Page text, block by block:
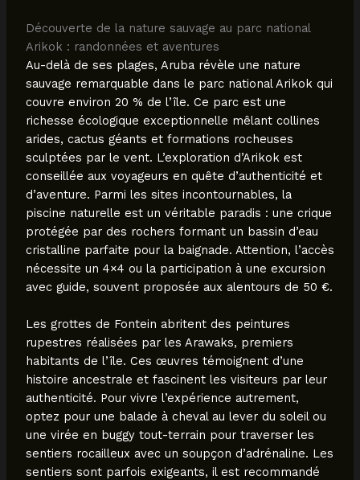
Découverte de la nature sauvage au parc national
Arikok : randonnées et aventures
Au-delà de ses plages, Aruba révèle une nature
sauvage remarquable dans le parc national Arikok qui
couvre environ 20 % de l’île. Ce parc est une
richesse écologique exceptionnelle mêlant collines
arides, cactus géants et formations rocheuses
sculptées par le vent. L’exploration d’Arikok est
conseillée aux voyageurs en quête d’authenticité et
d’aventure. Parmi les sites incontournables, la
piscine naturelle est un véritable paradis : une crique
protégée par des rochers formant un bassin d’eau
cristalline parfaite pour la baignade. Attention, l’accès
nécessite un 4×4 ou la participation à une excursion
avec guide, souvent proposée aux alentours de 50 €.
Les grottes de Fontein abritent des peintures
rupestres réalisées par les Arawaks, premiers
habitants de l’île. Ces œuvres témoignent d’une
histoire ancestrale et fascinent les visiteurs par leur
authenticité. Pour vivre l’expérience autrement,
optez pour une balade à cheval au lever du soleil ou
une virée en buggy tout-terrain pour traverser les
sentiers rocailleux avec un soupçon d’adrénaline. Les
sentiers sont parfois exigeants, il est recommandé